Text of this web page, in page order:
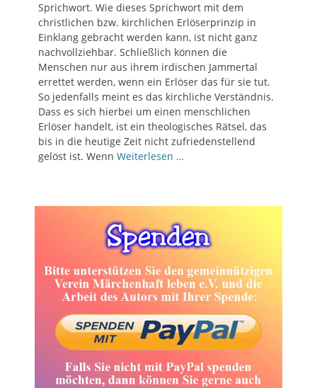
Sprichwort. Wie dieses Sprichwort mit dem
christlichen bzw. kirchlichen Erlöserprinzip in
Einklang gebracht werden kann, ist nicht ganz
nachvollziehbar. Schließlich können die
Menschen nur aus ihrem irdischen Jammertal
errettet werden, wenn ein Erlöser das für sie tut.
So jedenfalls meint es das kirchliche Verständnis.
Dass es sich hierbei um einen menschlichen
Erlöser handelt, ist ein theologisches Rätsel, das
bis in die heutige Zeit nicht zufriedenstellend
gelöst ist. Wenn Weiterlesen …